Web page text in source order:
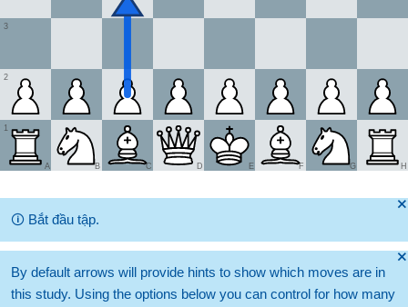
1
2
3
A B C D E F G H
🞫
🛈 Bắt đầu tập.
🞫
By default arrows will provide hints to show which moves are in
this study. Using the options below you can control for how many